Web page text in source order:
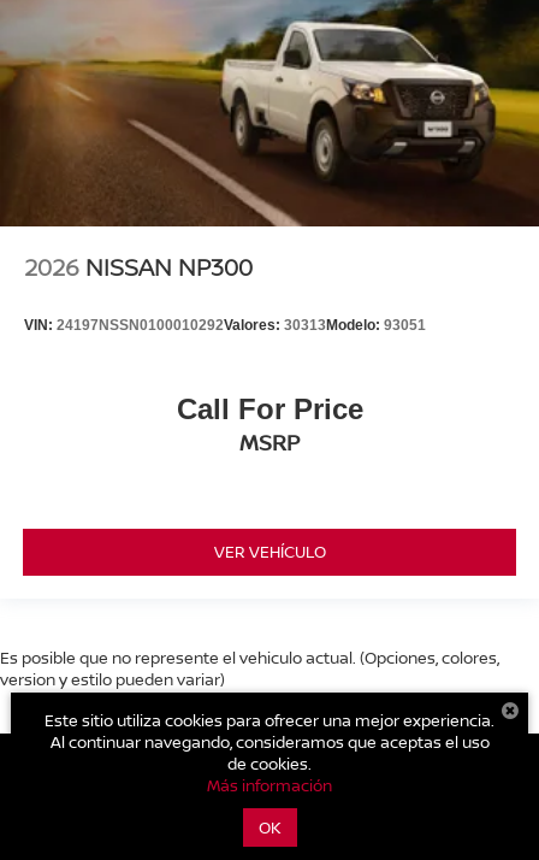
2026 NISSAN NP300
VIN: 24197NSSN0100010292Valores: 30313Modelo: 93051
Call For Price
MSRP
VER VEHÍCULO
Es posible que no represente el vehiculo actual. (Opciones, colores,
version y estilo pueden variar)
| Ventas:
Mapa del sitio
Este sitio utiliza cookies para ofrecer una mejor experiencia.
Al continuar navegando, consideramos que aceptas el uso
de cookies.
Más información
OK